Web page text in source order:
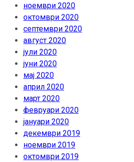
ноември 2020
октомври 2020
септември 2020
август 2020
јули 2020
јуни 2020
мај 2020
април 2020
март 2020
февруари 2020
јануари 2020
декември 2019
ноември 2019
октомври 2019